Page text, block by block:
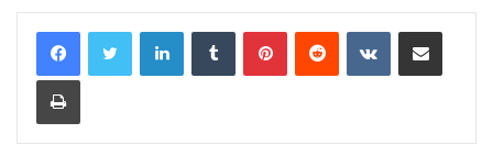
LinkedInTumblr PinterestReddit VKontakteShare via Email
Print